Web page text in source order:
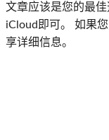
文章应该是您的最
iCloud即可。 如果
享详细信息。